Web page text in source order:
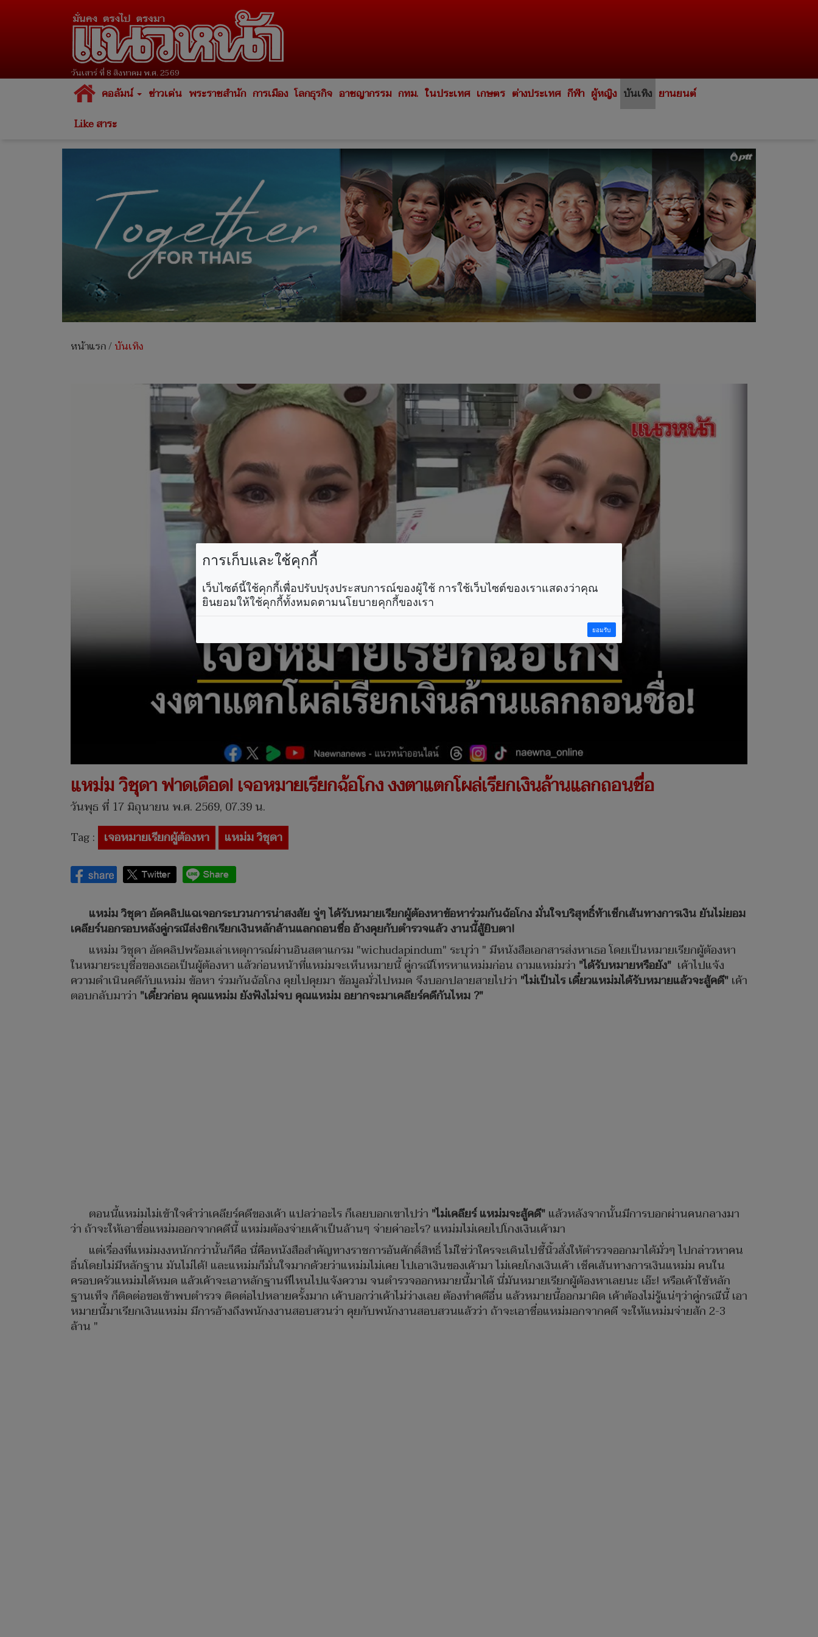
วันเสาร์ ที่ 8 สิงหาคม พ.ศ. 2569
คอลัมน์ ข่าวเด่น พระราชสำนัก การเมือง โลกธุรกิจ อาชญากรรม กทม. ในประเทศ เกษตร ต่างประเทศ กีฬา ผู้หญิง บันเทิง ยานยนต์
Like สาระ
หน้าแรก/บันเทิง
แหม่ม วิชุดา ฟาดเดือด! เจอหมายเรียกฉ้อโกง งงตาแตกโผล่เรียกเงินล้านแลกถอนชื่อ
วันพุธ ที่ 17 มิถุนายน พ.ศ. 2569, 07.39 น.
Tag : เจอหมายเรียกผู้ต้องหา แหม่ม วิชุดา
แหม่ม วิชุดา อัดคลิปแฉเจอกระบวนการน่าสงสัย จู่ๆ ได้รับหมายเรียกผู้ต้องหาข้อหาร่วมกันฉ้อโกง มั่นใจบริสุทธิ์ท้าเช็กเส้นทางการเงิน ยันไม่ยอม
เคลียร์นอกรอบหลังคู่กรณีส่งซิกเรียกเงินหลักล้านแลกถอนชื่อ อ้างคุยกับตำรวจแล้ว งานนี้สู้ยิบตา!
แหม่ม วิชุดา อัดคลิปพร้อมเล่าเหตุการณ์ผ่านอินสตาแกรม "wichudapindum" ระบุว่า " มีหนังสือเอกสารส่งหาเธอ โดยเป็นหมายเรียกผู้ต้องหา
ในหมายระบุชื่อของเธอเป็นผู้ต้องหา แล้วก่อนหน้าที่แหม่มจะเห็นหมายนี้ คู่กรณีโทรหาแหม่มก่อน ถามแหม่มว่า "ได้รับหมายหรือยัง" เค้าไปแจ้ง
ความดำเนินคดีกับแหม่ม ข้อหา ร่วมกันฉ้อโกง คุยไปคุยมา ข้อมูลมั่วไปหมด จึงบอกปลายสายไปว่า "ไม่เป็นไร เดี๋ยวแหม่มได้รับหมายแล้วจะสู้คดี"เค้า
ตอบกลับมาว่า "เดี๋ยวก่อน คุณแหม่ม ยังฟังไม่จบ คุณแหม่ม อยากจะมาเคลียร์คดีกันไหม ?"
ตอนนี้แหม่มไม่เข้าใจคำว่าเคลียร์คดีของเค้า แปลว่าอะไร ก็เลยบอกเขาไปว่า "ไม่เคลียร์ แหม่มจะสู้คดี"แล้วหลังจากนั้นมีการบอกผ่านคนกลางมา
ว่า ถ้าจะให้เอาชื่อแหม่มออกจากคดีนี้ แหม่มต้องจ่ายเค้าเป็นล้านๆ จ่ายค่าอะไร? แหม่มไม่เคยไปโกงเงินเค้ามา
แต่เรื่องที่แหม่มงงหนักกว่านั้นก็คือ นี่คือหนังสือสำคัญทางราชการอันศักดิ์สิทธิ์ ไม่ใช่ว่าใครจะเดินไปชี้นิ้วสั่งให้ตำรวจออกมาได้มั่วๆ ไปกล่าวหาคน
อื่นโดยไม่มีหลักฐาน มันไม่ได้! และแหม่มก็มั่นใจมากด้วยว่าแหม่มไม่เคย ไปเอาเงินของเค้ามา ไม่เคยโกงเงินเค้า เช็คเส้นทางการเงินแหม่ม คนใน
ครอบครัวแหม่มได้หมด แล้วเค้าจะเอาหลักฐานทีไหนไปแจ้งความ จนตำรวจออกหมายนี้มาได้ นี่มันหมายเรียกผู้ต้องหาเลยนะ เอ๊ะ! หรือเค้าใช้หลัก
ฐานเท็จ ก็ติดต่อขอเข้าพบตำรวจ ติดต่อไปหลายครั้งมาก เค้าบอกว่าเค้าไม่ว่างเลย ต้องทำคดีอื่น แล้วหมายนี้ออกมาผิด เค้าต้องไม่รู้แน่ๆว่าคู่กรณีนี้ เอา
หมายนี้มาเรียกเงินแหม่ม มีการอ้างถึงพนักงงานสอบสวนว่า คุยกับพนักงานสอบสวนแล้วว่า ถ้าจะเอาชื่อแหม่มอกจากคดี จะให้แหม่มจ่ายสัก 2-3
ล้าน "
การเก็บและใช้คุกกี้
เว็บไซต์นี้ใช้คุกกี้เพื่อปรับปรุงประสบการณ์ของผู้ใช้ การใช้เว็บไซต์ของเราแสดงว่าคุณ
ยินยอมให้ใช้คุกกี้ทั้งหมดตามนโยบายคุกกี้ของเรา
ยอมรับ